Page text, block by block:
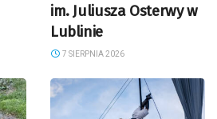
im. Juliusza Osterwy w
Lublinie
7 SIERPNIA 2026